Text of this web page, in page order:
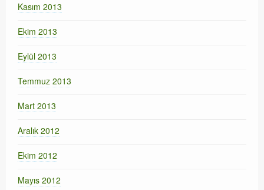
Kasım 2013
Ekim 2013
Eylül 2013
Temmuz 2013
Mart 2013
Aralık 2012
Ekim 2012
Mayıs 2012